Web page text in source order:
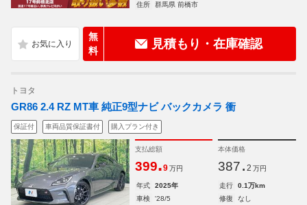
住所
群馬県 前橋市
無
料
見積もり・在庫確認
トヨタ
GR86 2.4 RZ MT車 純正9型ナビ バックカメラ 衝
保証付 車両品質保証書付 購入プラン付き
支払総額
399.9 万円
本体価格
387. 2 万円
年式 2025年 走行
0.1万km
車検
'28/5 修復
なし